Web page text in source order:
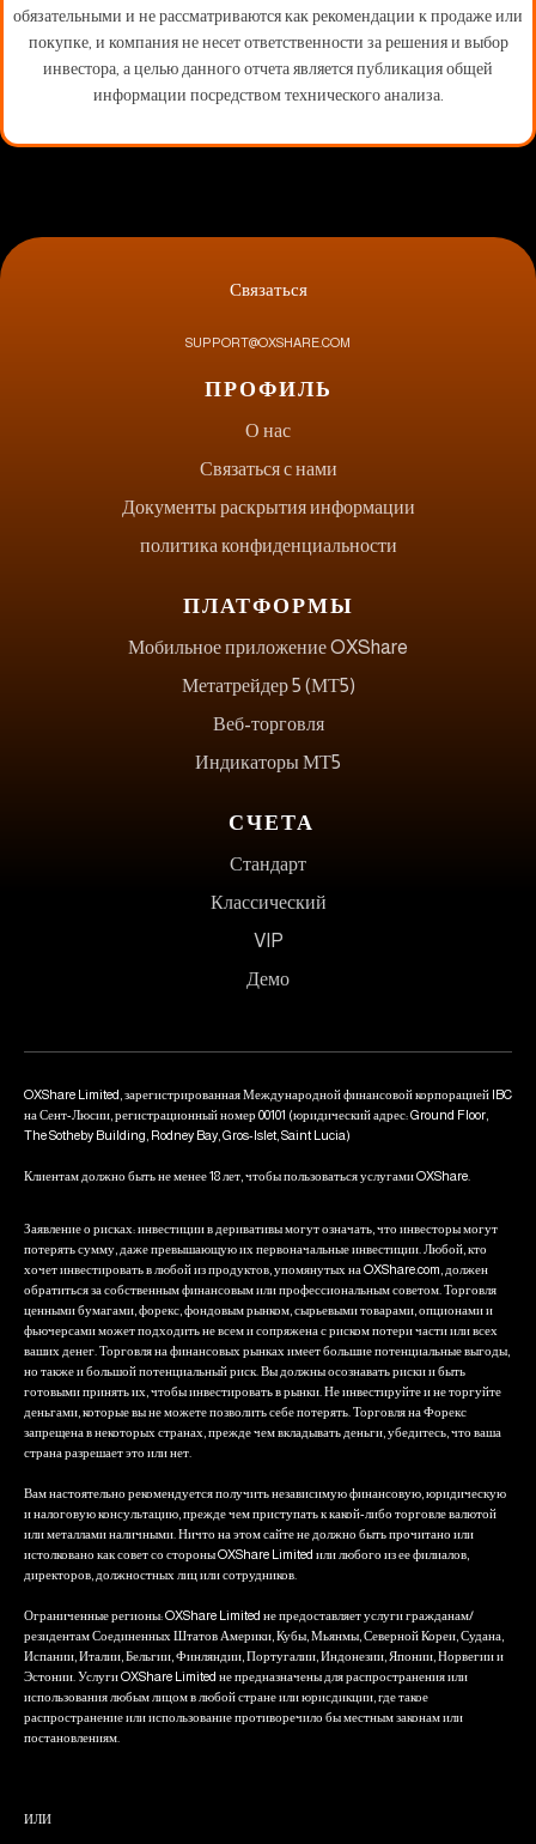
обязательными и не рассматриваются как рекомендации к продаже или
покупке, и компания не несет ответственности за решения и выбор
инвестора, а целью данного отчета является публикация общей
информации посредством технического анализа.
Связаться
SUPPORT@OXSHARE.COM
ПРОФИЛЬ
О нас
Связаться с нами
Документы раскрытия информации
политика конфиденциальности
ПЛАТФОРМЫ
Мобильное приложение OXShare
Метатрейдер 5 (МТ5)
Веб-торговля
Индикаторы МТ5
СЧЕТА
Стандарт
Классический
VIP
Демо
OXShare Limited, зарегистрированная Международной финансовой корпорацией IBC
на Сент-Люсии, регистрационный номер 00101 (юридический адрес: Ground Floor,
The Sotheby Building, Rodney Bay, Gros-Islet, Saint Lucia)
Клиентам должно быть не менее 18 лет, чтобы пользоваться услугами OXShare.
Заявление о рисках: инвестиции в деривативы могут означать, что инвесторы могут
потерять сумму, даже превышающую их первоначальные инвестиции. Любой, кто
хочет инвестировать в любой из продуктов, упомянутых на OXShare.com, должен
обратиться за собственным финансовым или профессиональным советом. Торговля
ценными бумагами, форекс, фондовым рынком, сырьевыми товарами, опционами и
фьючерсами может подходить не всем и сопряжена с риском потери части или всех
ваших денег. Торговля на финансовых рынках имеет большие потенциальные выгоды,
но также и большой потенциальный риск. Вы должны осознавать риски и быть
готовыми принять их, чтобы инвестировать в рынки. Не инвестируйте и не торгуйте
деньгами, которые вы не можете позволить себе потерять. Торговля на Форекс
запрещена в некоторых странах, прежде чем вкладывать деньги, убедитесь, что ваша
страна разрешает это или нет.
Вам настоятельно рекомендуется получить независимую финансовую, юридическую
и налоговую консультацию, прежде чем приступать к какой-либо торговле валютой
или металлами наличными. Ничто на этом сайте не должно быть прочитано или
истолковано как совет со стороны OXShare Limited или любого из ее филиалов,
директоров, должностных лиц или сотрудников.
Ограниченные регионы: OXShare Limited не предоставляет услуги гражданам/
резидентам Соединенных Штатов Америки, Кубы, Мьянмы, Северной Кореи, Судана,
Испании, Италии, Бельгии, Финляндии, Португалии, Индонезии, Японии, Норвегии и
Эстонии. Услуги OXShare Limited не предназначены для распространения или
использования любым лицом в любой стране или юрисдикции, где такое
распространение или использование противоречило бы местным законам или
постановлениям.
ИЛИ